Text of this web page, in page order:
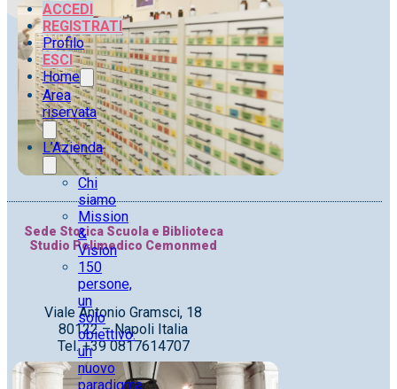
ACCEDI
REGISTRATI
Profilo
ESCI
Home
Area
riservata
L’Azienda
Chi
siamo
Mission
&
Vision
150
persone,
un
solo
obiettivo:
un
nuovo
paradigma
Sede Storica Scuola e Biblioteca
Studio Polimedico Cemonmed
Viale Antonio Gramsci, 18
80122 – Napoli Italia
Tel. +39 0817614707